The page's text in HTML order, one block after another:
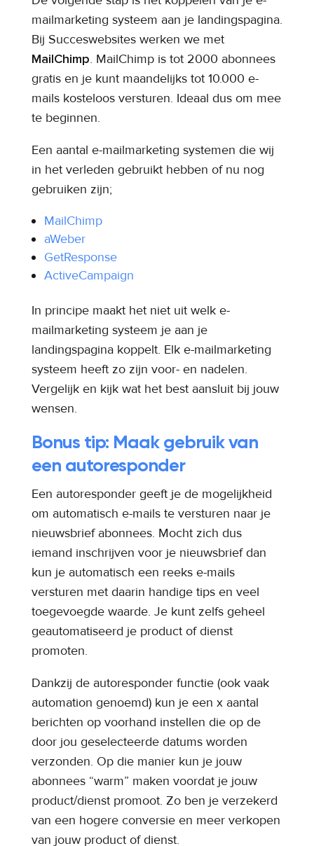
mailmarketing systeem aan je landingspagina.
Bij Succeswebsites werken we met
MailChimp. MailChimp is tot 2000 abonnees
gratis en je kunt maandelijks tot 10.000 e-
mails kosteloos versturen. Ideaal dus om mee
te beginnen.
Een aantal e-mailmarketing systemen die wij
in het verleden gebruikt hebben of nu nog
gebruiken zijn;
MailChimp
aWeber
GetResponse
ActiveCampaign
In principe maakt het niet uit welk e-
mailmarketing systeem je aan je
landingspagina koppelt. Elk e-mailmarketing
systeem heeft zo zijn voor- en nadelen.
Vergelijk en kijk wat het best aansluit bij jouw
wensen.
Bonus tip: Maak gebruik van
een autoresponder
Een autoresponder geeft je de mogelijkheid
om automatisch e-mails te versturen naar je
nieuwsbrief abonnees. Mocht zich dus
iemand inschrijven voor je nieuwsbrief dan
kun je automatisch een reeks e-mails
versturen met daarin handige tips en veel
toegevoegde waarde. Je kunt zelfs geheel
geautomatiseerd je product of dienst
promoten.
Dankzij de autoresponder functie (ook vaak
automation genoemd) kun je een x aantal
berichten op voorhand instellen die op de
door jou geselecteerde datums worden
verzonden. Op die manier kun je jouw
abonnees “warm” maken voordat je jouw
product/dienst promoot. Zo ben je verzekerd
van een hogere conversie en meer verkopen
van jouw product of dienst.